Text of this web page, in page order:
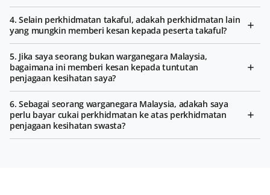
4. Selain perkhidmatan takaful, adakah perkhidmatan lain
yang mungkin memberi kesan kepada peserta takaful?
5. Jika saya seorang bukan warganegara Malaysia,
bagaimana ini memberi kesan kepada tuntutan
penjagaan kesihatan saya?
6. Sebagai seorang warganegara Malaysia, adakah saya
perlu bayar cukai perkhidmatan ke atas perkhidmatan
penjagaan kesihatan swasta?